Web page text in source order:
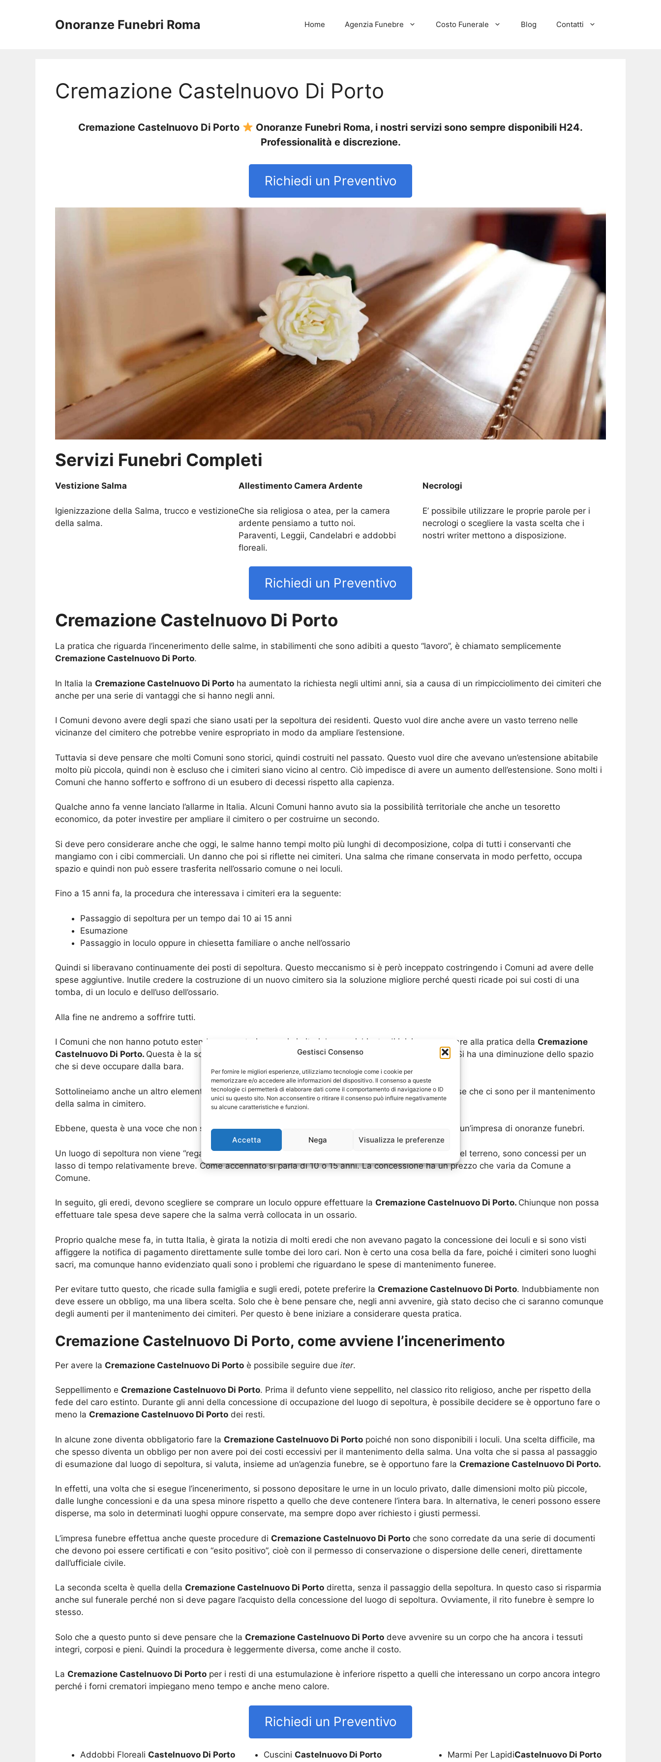
Gestisci Consenso
Per fornire le migliori esperienze, utilizziamo tecnologie come i cookie per
memorizzare e/o accedere alle informazioni del dispositivo. Il consenso a queste
tecnologie ci permetterà di elaborare dati come il comportamento di navigazione o ID
unici su questo sito. Non acconsentire o ritirare il consenso può influire negativamente
su alcune caratteristiche e funzioni.
Accetta Nega Visualizza le preferenze
Onoranze Funebri Roma Home Agenzia Funebre Costo Funerale Blog Contatti
Cremazione Castelnuovo Di Porto
Cremazione Castelnuovo Di Porto
Onoranze Funebri Roma, i nostri servizi sono sempre disponibili H24.
Professionalità e discrezione.
Richiedi un Preventivo
Servizi Funebri Completi
Vestizione Salma
Igienizzazione della Salma, trucco e vestizione
della salma.
Allestimento Camera Ardente
Che sia religiosa o atea, per la camera
ardente pensiamo a tutto noi.
Paraventi, Leggii, Candelabri e addobbi
floreali.
Necrologi
E’ possibile utilizzare le proprie parole per i
necrologi o scegliere la vasta scelta che i
nostri writer mettono a disposizione.
Richiedi un Preventivo
Cremazione Castelnuovo Di Porto
La pratica che riguarda l’incenerimento delle salme, in stabilimenti che sono adibiti a questo “lavoro”, è chiamato semplicemente
Cremazione Castelnuovo Di Porto.
In Italia la Cremazione Castelnuovo Di Porto ha aumentato la richiesta negli ultimi anni, sia a causa di un rimpicciolimento dei cimiteri che
anche per una serie di vantaggi che si hanno negli anni.
I Comuni devono avere degli spazi che siano usati per la sepoltura dei residenti. Questo vuol dire anche avere un vasto terreno nelle
vicinanze del cimitero che potrebbe venire espropriato in modo da ampliare l’estensione.
Tuttavia si deve pensare che molti Comuni sono storici, quindi costruiti nel passato. Questo vuol dire che avevano un’estensione abitabile
molto più piccola, quindi non è escluso che i cimiteri siano vicino al centro. Ciò impedisce di avere un aumento dell’estensione. Sono molti i
Comuni che hanno sofferto e soffrono di un esubero di decessi rispetto alla capienza.
Qualche anno fa venne lanciato l’allarme in Italia. Alcuni Comuni hanno avuto sia la possibilità territoriale che anche un tesoretto
economico, da poter investire per ampliare il cimitero o per costruirne un secondo.
Si deve pero considerare anche che oggi, le salme hanno tempi molto più lunghi di decomposizione, colpa di tutti i conservanti che
mangiamo con i cibi commerciali. Un danno che poi si riflette nei cimiteri. Una salma che rimane conservata in modo perfetto, occupa
spazio e quindi non può essere trasferita nell’ossario comune o nei loculi.
Fino a 15 anni fa, la procedura che interessava i cimiteri era la seguente:
Passaggio di sepoltura per un tempo dai 10 ai 15 anni
Esumazione
Passaggio in loculo oppure in chiesetta familiare o anche nell’ossario
Quindi si liberavano continuamente dei posti di sepoltura. Questo meccanismo si è però inceppato costringendo i Comuni ad avere delle
spese aggiuntive. Inutile credere la costruzione di un nuovo cimitero sia la soluzione migliore perché questi ricade poi sui costi di una
tomba, di un loculo e dell’uso dell’ossario.
Alla fine ne andremo a soffrire tutti.
I Comuni che non hanno potuto estendere o costruire nuovi cimiteri, hanno richiesto di iniziare a pensare alla pratica della Cremazione
Castelnuovo Di Porto. Questa è la soluzione migliore, sia per gli eredi che anche per tutto il territorio. Si ha una diminuzione dello spazio
che si deve occupare dalla bara.
Sottolineiamo anche un altro elemento che magari è totalmente sconosciuto a molti, vale a dire le spese che ci sono per il mantenimento
della salma in cimitero.
Ebbene, questa è una voce che non sempre viene citata, ma che si scopre non appena ci si rivolge ad un’impresa di onoranze funebri.
Un luogo di sepoltura non viene “regalato” o donato, esso viene “concesso”. La sepoltura, cioè i posti nel terreno, sono concessi per un
lasso di tempo relativamente breve. Come accennato si parla di 10 o 15 anni. La concessione ha un prezzo che varia da Comune a
Comune.
In seguito, gli eredi, devono scegliere se comprare un loculo oppure effettuare la Cremazione Castelnuovo Di Porto. Chiunque non possa
effettuare tale spesa deve sapere che la salma verrà collocata in un ossario.
Proprio qualche mese fa, in tutta Italia, è girata la notizia di molti eredi che non avevano pagato la concessione dei loculi e si sono visti
affiggere la notifica di pagamento direttamente sulle tombe dei loro cari. Non è certo una cosa bella da fare, poiché i cimiteri sono luoghi
sacri, ma comunque hanno evidenziato quali sono i problemi che riguardano le spese di mantenimento funeree.
Per evitare tutto questo, che ricade sulla famiglia e sugli eredi, potete preferire la Cremazione Castelnuovo Di Porto. Indubbiamente non
deve essere un obbligo, ma una libera scelta. Solo che è bene pensare che, negli anni avvenire, già stato deciso che ci saranno comunque
degli aumenti per il mantenimento dei cimiteri. Per questo è bene iniziare a considerare questa pratica.
Cremazione Castelnuovo Di Porto, come avviene l’incenerimento
Per avere la Cremazione Castelnuovo Di Porto è possibile seguire due iter.
Seppellimento e Cremazione Castelnuovo Di Porto. Prima il defunto viene seppellito, nel classico rito religioso, anche per rispetto della
fede del caro estinto. Durante gli anni della concessione di occupazione del luogo di sepoltura, è possibile decidere se è opportuno fare o
meno la Cremazione Castelnuovo Di Porto dei resti.
In alcune zone diventa obbligatorio fare la Cremazione Castelnuovo Di Porto poiché non sono disponibili i loculi. Una scelta difficile, ma
che spesso diventa un obbligo per non avere poi dei costi eccessivi per il mantenimento della salma. Una volta che si passa al passaggio
di esumazione dal luogo di sepoltura, si valuta, insieme ad un’agenzia funebre, se è opportuno fare la Cremazione Castelnuovo Di Porto.
In effetti, una volta che si esegue l’incenerimento, si possono depositare le urne in un loculo privato, dalle dimensioni molto più piccole,
dalle lunghe concessioni e da una spesa minore rispetto a quello che deve contenere l’intera bara. In alternativa, le ceneri possono essere
disperse, ma solo in determinati luoghi oppure conservate, ma sempre dopo aver richiesto i giusti permessi.
L’impresa funebre effettua anche queste procedure di Cremazione Castelnuovo Di Porto che sono corredate da una serie di documenti
che devono poi essere certificati e con “esito positivo”, cioè con il permesso di conservazione o dispersione delle ceneri, direttamente
dall’ufficiale civile.
La seconda scelta è quella della Cremazione Castelnuovo Di Porto diretta, senza il passaggio della sepoltura. In questo caso si risparmia
anche sul funerale perché non si deve pagare l’acquisto della concessione del luogo di sepoltura. Ovviamente, il rito funebre è sempre lo
stesso.
Solo che a questo punto si deve pensare che la Cremazione Castelnuovo Di Porto deve avvenire su un corpo che ha ancora i tessuti
integri, corposi e pieni. Quindi la procedura è leggermente diversa, come anche il costo.
La Cremazione Castelnuovo Di Porto per i resti di una estumulazione è inferiore rispetto a quelli che interessano un corpo ancora integro
perché i forni crematori impiegano meno tempo e anche meno calore.
Richiedi un Preventivo
Addobbi Floreali Castelnuovo Di Porto
Cuscini Castelnuovo Di Porto
Marmi Per LapidiCastelnuovo Di Porto